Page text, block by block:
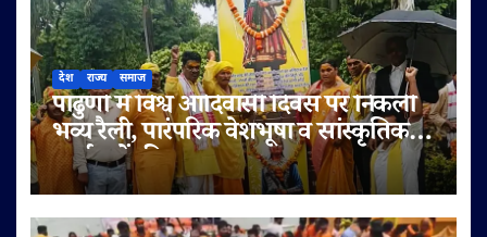
देश राज्य समाज
पांढुर्णा में विश्व आदिवासी दिवस पर निकली
भव्य रैली, पारंपरिक वेशभूषा व सांस्कृतिक
कार्यक्रमों की धूम